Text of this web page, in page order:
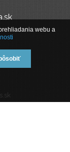
webu a